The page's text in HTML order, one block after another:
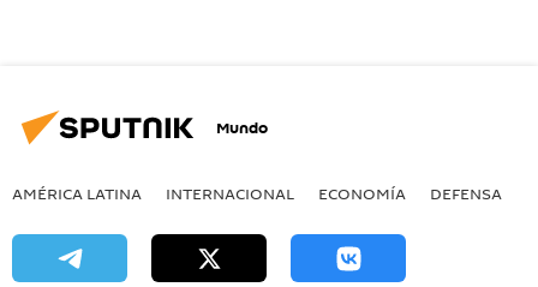
Mundo
AMÉRICA LATINA INTERNACIONAL ECONOMÍA DEFENSA